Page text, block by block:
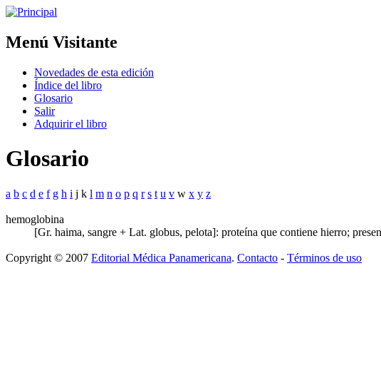
Menú Visitante
Novedades de esta edición
Índice del libro
Glosario
Salir
Adquirir el libro
Glosario
a b c d e f g h i j k l m n o p q r s t u v w x y z
hemoglobina
[Gr. haima, sangre + Lat. globus, pelota]: proteína que contiene hierro;
Copyright © 2007 Editorial Médica Panamericana. Contacto - Términos de uso